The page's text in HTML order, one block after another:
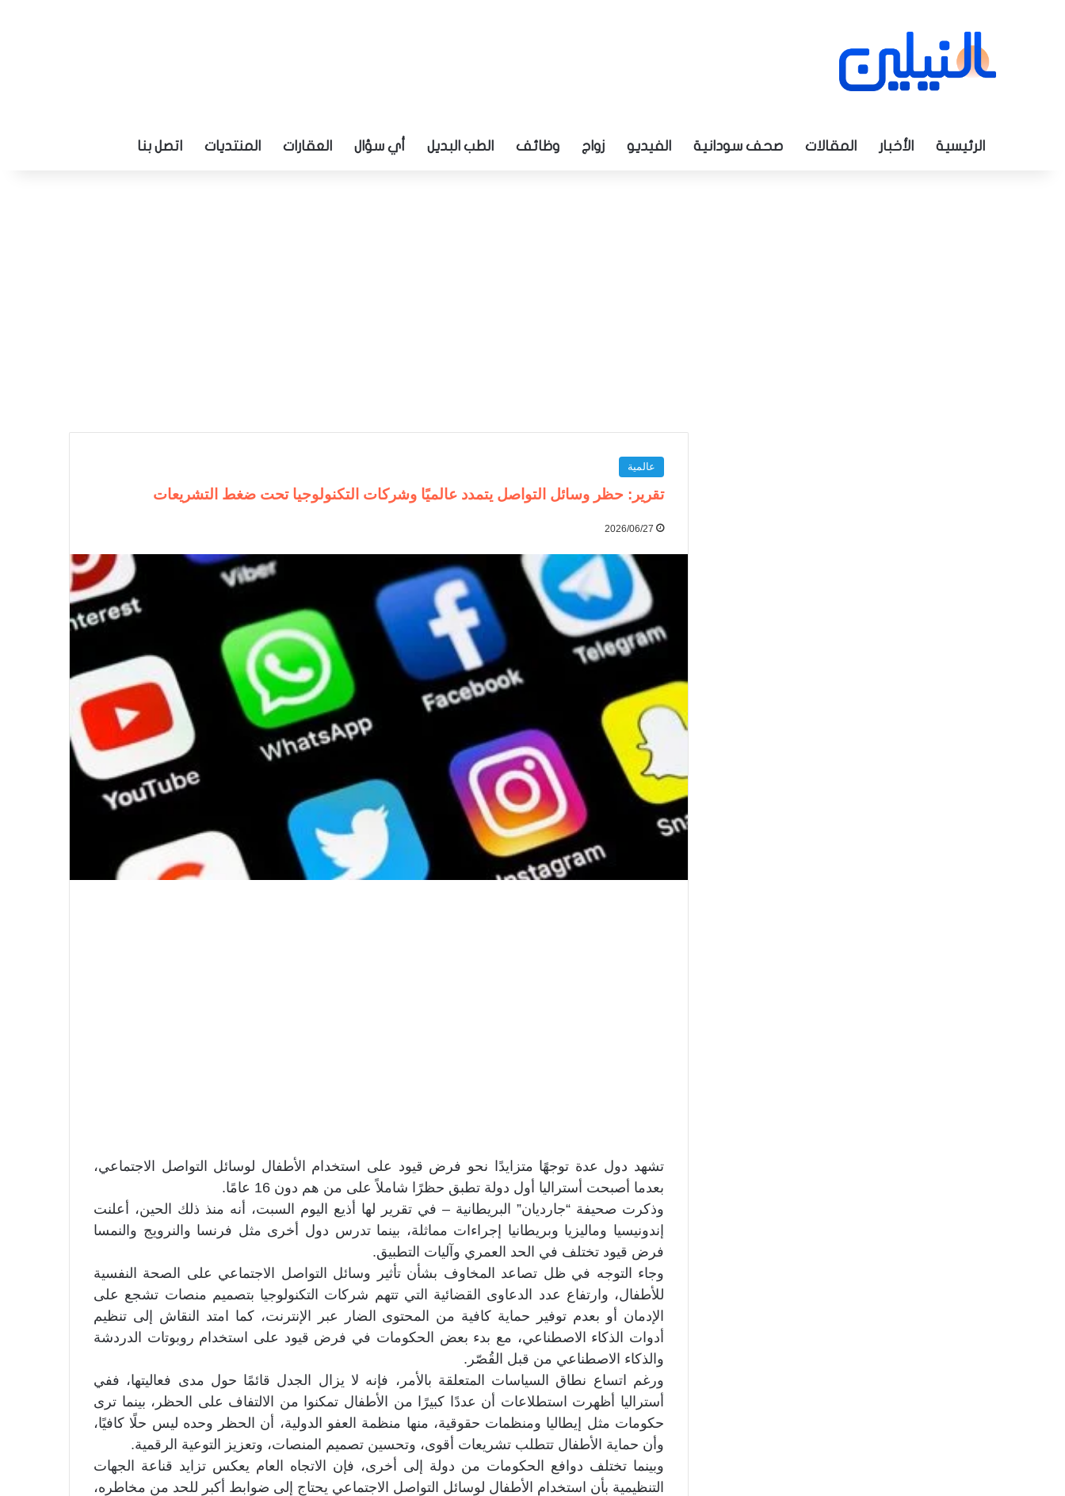
الرئيسية الأخبار المقالات صحف سودانية الفيديو زواج وظائف الطب البديل أي سؤال العقارات المنتديات اتصل بنا
عالمية
تقرير: حظر وسائل التواصل يتمدد عالميًا وشركات التكنولوجيا تحت ضغط التشريعات
2026/06/27
تشهد دول عدة توجهًا متزايدًا نحو فرض قيود على استخدام الأطفال لوسائل التواصل الاجتماعي،
بعدما أصبحت أستراليا أول دولة تطبق حظرًا شاملاً على من هم دون 16 عامًا.
وذكرت صحيفة “جارديان” البريطانية – في تقرير لها أذيع اليوم السبت، أنه منذ ذلك الحين، أعلنت
إندونيسيا وماليزيا وبريطانيا إجراءات مماثلة، بينما تدرس دول أخرى مثل فرنسا والنرويج والنمسا
فرض قيود تختلف في الحد العمري وآليات التطبيق.
وجاء التوجه في ظل تصاعد المخاوف بشأن تأثير وسائل التواصل الاجتماعي على الصحة النفسية
للأطفال، وارتفاع عدد الدعاوى القضائية التي تتهم شركات التكنولوجيا بتصميم منصات تشجع على
الإدمان أو بعدم توفير حماية كافية من المحتوى الضار عبر الإنترنت، كما امتد النقاش إلى تنظيم
أدوات الذكاء الاصطناعي، مع بدء بعض الحكومات في فرض قيود على استخدام روبوتات الدردشة
والذكاء الاصطناعي من قبل القُصّر.
ورغم اتساع نطاق السياسات المتعلقة بالأمر، فإنه لا يزال الجدل قائمًا حول مدى فعاليتها، ففي
أستراليا أظهرت استطلاعات أن عددًا كبيرًا من الأطفال تمكنوا من الالتفاف على الحظر، بينما ترى
حكومات مثل إيطاليا ومنظمات حقوقية، منها منظمة العفو الدولية، أن الحظر وحده ليس حلًا كافيًا،
وأن حماية الأطفال تتطلب تشريعات أقوى، وتحسين تصميم المنصات، وتعزيز التوعية الرقمية.
وبينما تختلف دوافع الحكومات من دولة إلى أخرى، فإن الاتجاه العام يعكس تزايد قناعة الجهات
التنظيمية بأن استخدام الأطفال لوسائل التواصل الاجتماعي يحتاج إلى ضوابط أكبر للحد من مخاطره،